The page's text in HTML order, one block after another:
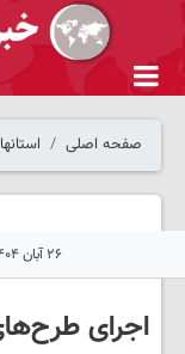
صفحه اصلی استانها
۲۶ آبان ۱۴۰۴ - ۱۶:۱۸